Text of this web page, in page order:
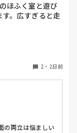
ほふく室と遊び
。広すぎると走
ってパーテーシ
倒れたり、つか
ったりで危険で
って柔軟に移動す
、移動が大変で使
に怖い思いをし
すか？
2 ・ 2日前
の両立は悩ましい